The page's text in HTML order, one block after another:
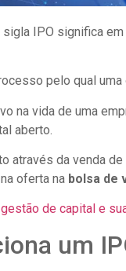
sigla IPO significa
pelo qual
na vida de uma
aberto.
através da venda
oferta na bolsa de
de capital e
um